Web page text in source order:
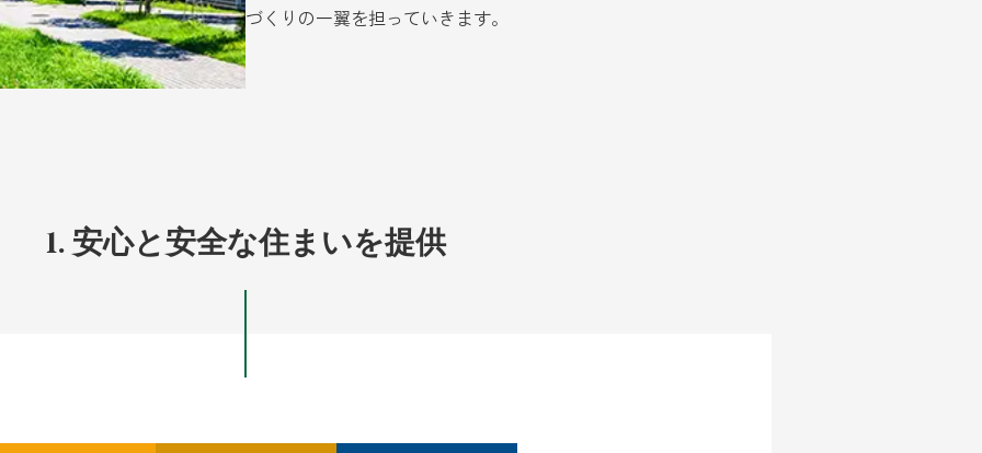
づくりの一翼を担っていきます。
1. 安心と安全な住まいを提供